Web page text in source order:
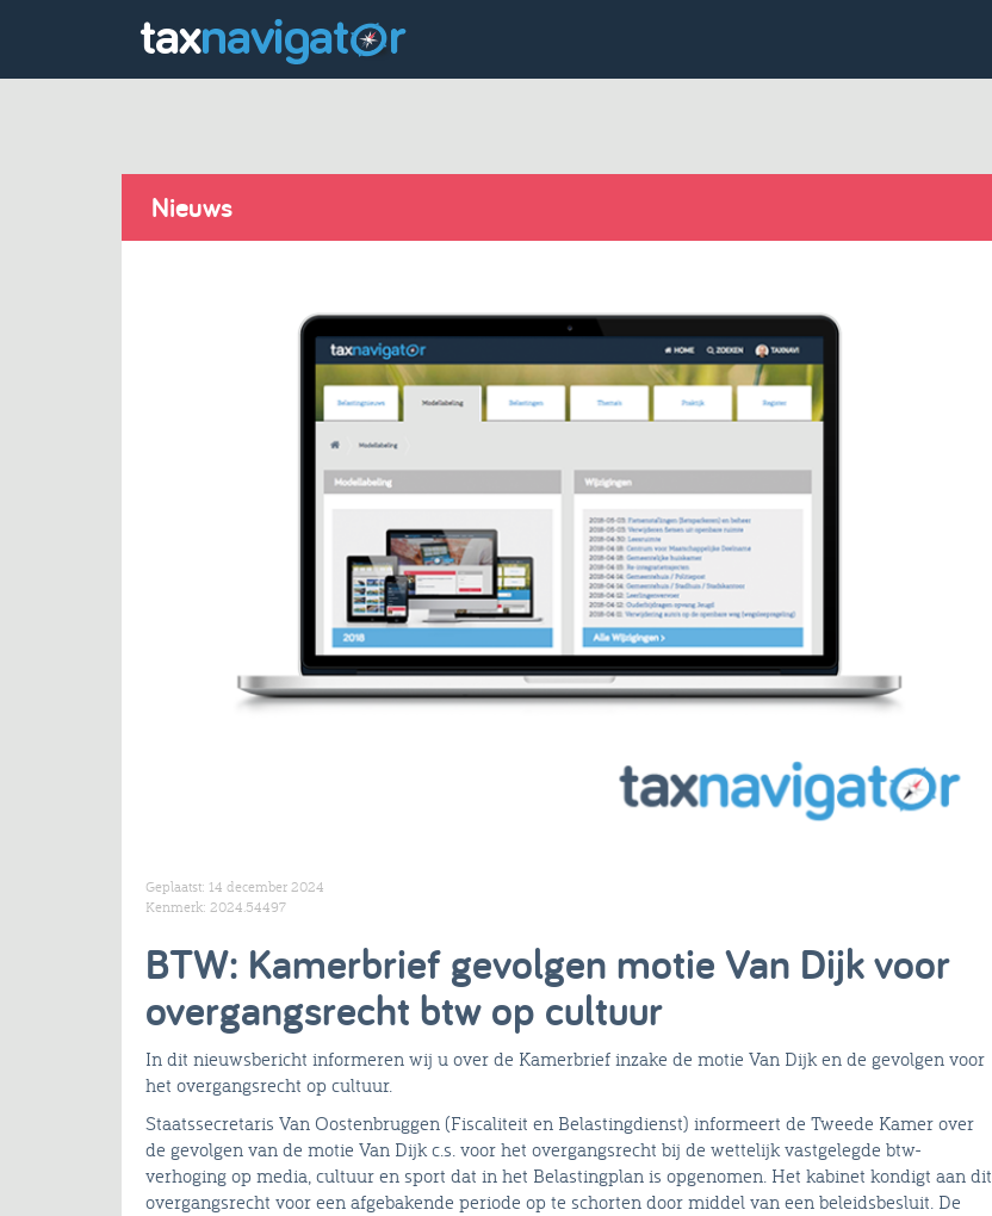
Nieuws
Geplaatst: 14 december 2024
Kenmerk: 2024.54497
BTW: Kamerbrief gevolgen motie Van Dijk voor
overgangsrecht btw op cultuur
In dit nieuwsbericht informeren wij u over de Kamerbrief inzake de motie Van Dijk en de gevolgen voor
het overgangsrecht op cultuur.
Staatssecretaris Van Oostenbruggen (Fiscaliteit en Belastingdienst) informeert de Tweede Kamer over
de gevolgen van de motie Van Dijk c.s. voor het overgangsrecht bij de wettelijk vastgelegde btw-
verhoging op media, cultuur en sport dat in het Belastingplan is opgenomen. Het kabinet kondigt aan dit
overgangsrecht voor een afgebakende periode op te schorten door middel van een beleidsbesluit. De